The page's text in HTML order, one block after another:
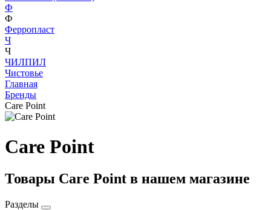
Ф
Ф
Ферропласт
Ч
Ч
ЧИЛПИЛ
Чистовье
Главная
Бренды
Care Point
Care Point
Товары Care Point в нашем магазине
Разделы